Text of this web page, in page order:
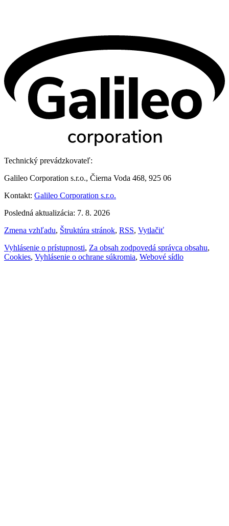
Technický prevádzkovateľ:
Galileo Corporation s.r.o., Čierna Voda 468, 925 06
Kontakt: Galileo Corporation s.r.o.
Posledná aktualizácia: 7. 8. 2026
Zmena vzhľadu, Štruktúra stránok, RSS, Vytlačiť
Vyhlásenie o prístupnosti, Za obsah zodpovedá správca obsahu,
Cookies, Vyhlásenie o ochrane súkromia, Webové sídlo